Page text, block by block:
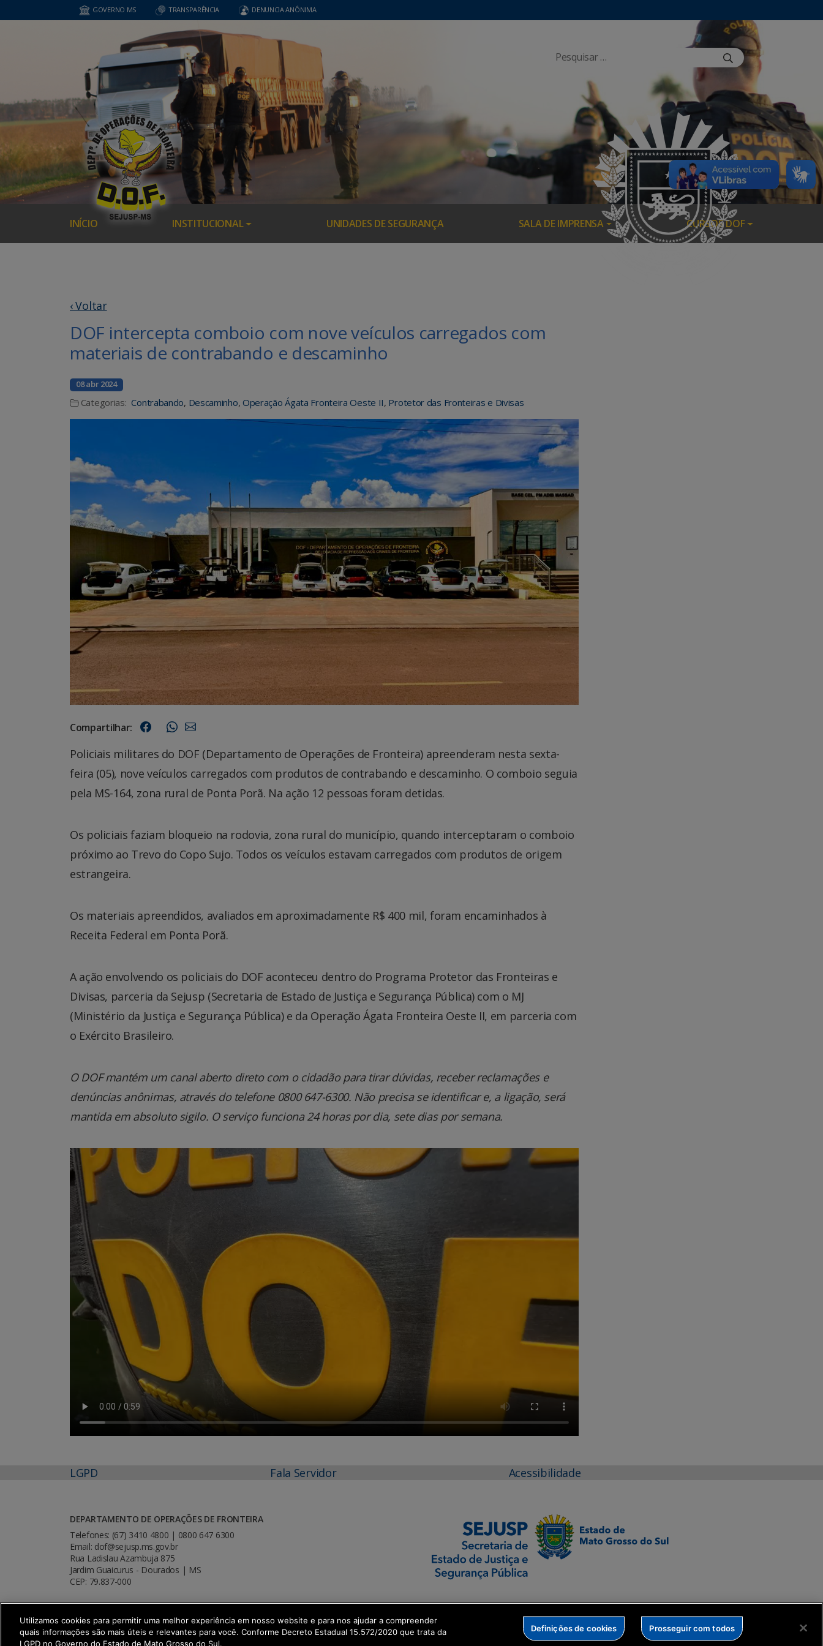
GOVERNO MS TRANSPARÊNCIA DENUNCIA ANÔNIMA
INÍCIO INSTITUCIONAL UNIDADES DE SEGURANÇA SALA DE IMPRENSA CURSOS DOF
‹ Voltar
DOF intercepta comboio com nove veículos carregados com
materiais de contrabando e descaminho
08 abr 2024
Categorias: Contrabando, Descaminho, Operação Ágata Fronteira Oeste II, Protetor das Fronteiras e Divisas
Compartilhar:
Policiais militares do DOF (Departamento de Operações de Fronteira) apreenderam nesta sexta-
feira (05), nove veículos carregados com produtos de contrabando e descaminho. O comboio seguia
pela MS-164, zona rural de Ponta Porã. Na ação 12 pessoas foram detidas.
Os policiais faziam bloqueio na rodovia, zona rural do município, quando interceptaram o comboio
próximo ao Trevo do Copo Sujo. Todos os veículos estavam carregados com produtos de origem
estrangeira.
Os materiais apreendidos, avaliados em aproximadamente R$ 400 mil, foram encaminhados à
Receita Federal em Ponta Porã.
A ação envolvendo os policiais do DOF aconteceu dentro do Programa Protetor das Fronteiras e
Divisas, parceria da Sejusp (Secretaria de Estado de Justiça e Segurança Pública) com o MJ
(Ministério da Justiça e Segurança Pública) e da Operação Ágata Fronteira Oeste II, em parceria com
o Exército Brasileiro.
O DOF mantém um canal aberto direto com o cidadão para tirar dúvidas, receber reclamações e
denúncias anônimas, através do telefone 0800 647-6300. Não precisa se identificar e, a ligação, será
mantida em absoluto sigilo. O serviço funciona 24 horas por dia, sete dias por semana.
LGPD Fala Servidor Acessibilidade
DEPARTAMENTO DE OPERAÇÕES DE FRONTEIRA
Telefones: (67) 3410 4800 | 0800 647 6300
Email: dof@sejusp.ms.gov.br
Rua Ladislau Azambuja 875
Jardim Guaicurus - Dourados | MS
CEP: 79.837-000
SETDIG | Secretaria-Executiva de Transformação Digital
Utilizamos cookies para permitir uma melhor experiência em nosso website e para nos ajudar a compreender
quais informações são mais úteis e relevantes para você. Conforme Decreto Estadual 15.572/2020 que trata da
LGPD no Governo do Estado de Mato Grosso do Sul.
Definições de cookies Prosseguir com todos